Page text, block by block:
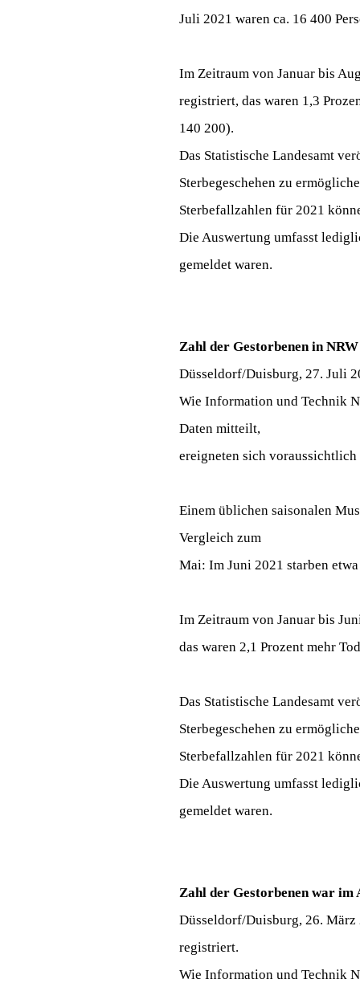
Juli 2021 waren ca. 16 400
Im Zeitraum von Januar bis
registriert, das waren 1,3
140 200).
Das Statistische Landesamt
Sterbegeschehen zu
Sterbefallzahlen für 2021
Die Auswertung umfasst
gemeldet waren.
Zahl der Gestorbenen in
Düsseldorf/Duisburg, 27. Juli
Wie Information und Technik
Daten mitteilt,
ereigneten sich
Einem üblichen saisonalen
Vergleich zum
Mai: Im Juni 2021 starben
Im Zeitraum von Januar bis
das waren 2,1 Prozent mehr
Das Statistische Landesamt
Sterbegeschehen zu
Sterbefallzahlen für 2021
Die Auswertung umfasst
gemeldet waren.
Zahl der Gestorbenen war
Düsseldorf/Duisburg, 26.
registriert.
Wie Information und Technik